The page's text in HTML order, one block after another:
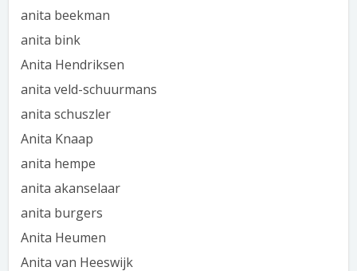
anita beekman
anita bink
Anita Hendriksen
anita veld-schuurmans
anita schuszler
Anita Knaap
anita hempe
anita akanselaar
anita burgers
Anita Heumen
Anita van Heeswijk